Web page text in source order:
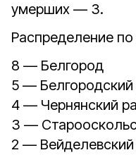
умерших — 3.
Распределение
8 — Белгород
5 — Белгородский
4 — Чернянский
3 —
2 — Вейделевский